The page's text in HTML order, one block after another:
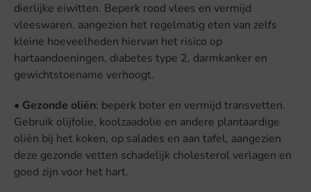
dierlijke eiwitten. Beperk rood vlees en vermijd
vleeswaren, aangezien het regelmatig eten van zelfs
kleine hoeveelheden hiervan het risico op
hartaandoeningen, diabetes type 2, darmkanker en
gewichtstoename verhoogt.
• Gezonde oliën: beperk boter en vermijd transvetten.
Gebruik olijfolie, koolzaadolie en andere plantaardige
oliën bij het koken, op salades en aan tafel, aangezien
deze gezonde vetten schadelijk cholesterol verlagen en
goed zijn voor het hart.